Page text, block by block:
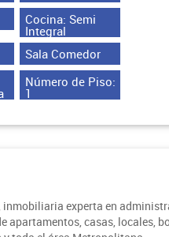
Cocina: Semi
Integral
Sala Comedor
Número de Piso:
1
inmobiliaria experta en
apartamentos, casas, locales,